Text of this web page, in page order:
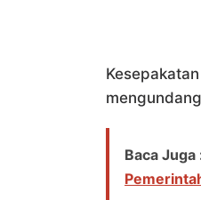
Baca Juga